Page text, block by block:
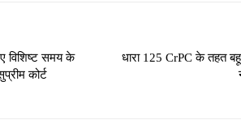
विशिष्ट समय के
कोर्ट
धारा 125 CrPC के तहत बहू